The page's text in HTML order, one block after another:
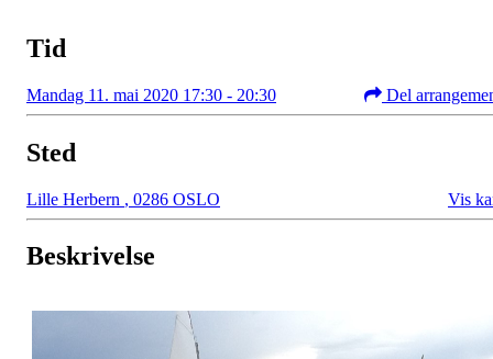
Tid
Mandag 11. mai 2020 17:30 - 20:30 Del
Sted
Lille Herbern , 0286 OSLO Vis
Beskrivelse